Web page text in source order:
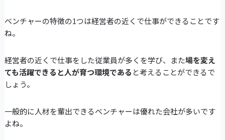
ベンチャーの特徴の1つは経営者の近くで仕事ができることです
ね。
経営者の近くで仕事をした従業員が多くを学び、また場を変え
ても活躍できると人が育つ環境である と考えることができるで
しょう。
一般的に人材を輩出できるベンチャーは優れた会社が多いです
よね。